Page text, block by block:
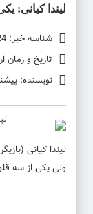
لیندا کیانی:
شناسه خبر: 27024
تاریخ و زمان ارسال: 8 فوریه
نویسنده:
ولی یکی از سه